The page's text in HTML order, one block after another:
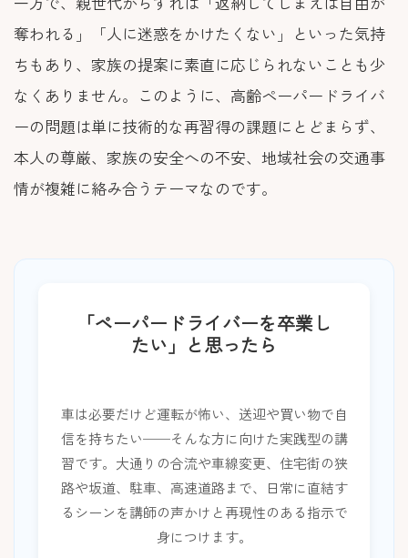
奪われる」「人に迷惑をかけたくない」といった気持
ちもあり、家族の提案に素直に応じられないことも少
なくありません。このように、高齢ペーパードライバ
ーの問題は単に技術的な再習得の課題にとどまらず、
本人の尊厳、家族の安全への不安、地域社会の交通事
情が複雑に絡み合うテーマなのです。
「ペーパードライバーを卒業し
たい」と思ったら
車は必要だけど運転が怖い、送迎や買い物で自
信を持ちたい──そんな方に向けた実践型の講
習です。大通りの合流や車線変更、住宅街の狭
路や坂道、駐車、高速道路まで、日常に直結す
るシーンを講師の声かけと再現性のある指示で
身につけます。